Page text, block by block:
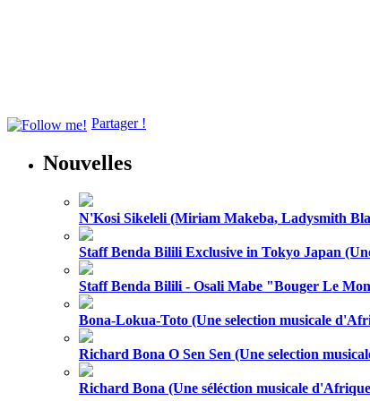
Partager !
Nouvelles
N'Kosi Sikeleli (Miriam Makeba, Ladysmith
Staff Benda Bilili Exclusive in Tokyo Japan
Staff Benda Bilili - Osali Mabe "Bouger Le
Bona-Lokua-Toto (Une selection musicale
Richard Bona O Sen Sen (Une selection
Richard Bona (Une séléction musicale